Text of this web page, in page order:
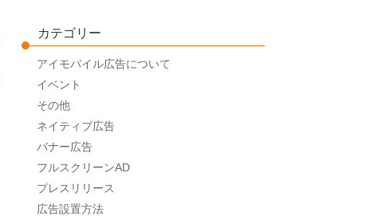
カテゴリー
アイモバイル広告について
イベント
その他
ネイティブ広告
バナー広告
フルスクリーンAD
プレスリリース
広告設置方法